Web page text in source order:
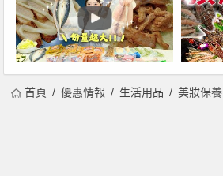
首頁 優惠情報 生活用品 美妝保養